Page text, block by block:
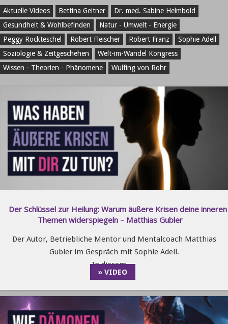
Aktuelle Videos Bettina Geitner
Dr. med. Sabine Helmbold
Gesundheit & Wohlbefinden
Natur - Umwelt - Energie
Peggy Rockteschel
Robert Fleischer Robert Franz
Sophie Adell
Soziologie & Zeitgeschehen
Welt-im-Wandel Kongress
Wissen - Theorien - Phänomene
Wulfing von Rohr
Der Schlüssel zur Heilung: Warum äußere Krisen deine inneren
Themen widerspiegeln – Matthias Gubler
Der Autor, Betriebliche Mentor und Mentalcoach Matthias
Gubler im Gespräch mit Sophie Adell.
In diesem …
» VIDEO